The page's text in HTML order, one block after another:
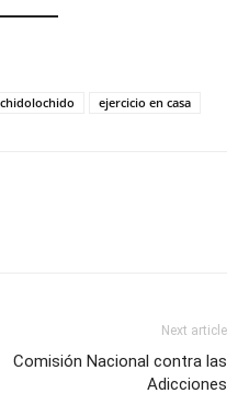
ejercicio en casa
Next article
Comisión Nacional contra las
Adicciones